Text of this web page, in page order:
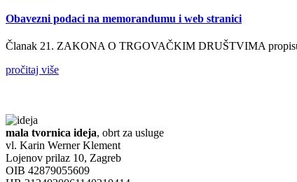
Obavezni podaci na memorandumu i web stranici
Članak 21. ZAKONA O TRGOVAČKIM DRUŠTVIMA
pročitaj više
mala tvornica ideja, obrt za usluge
vl. Karin Werner Klement
Lojenov prilaz 10, Zagreb
OIB 42879055609